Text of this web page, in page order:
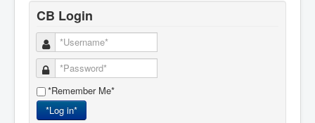
CB Login
*Remember Me*
*Log in*